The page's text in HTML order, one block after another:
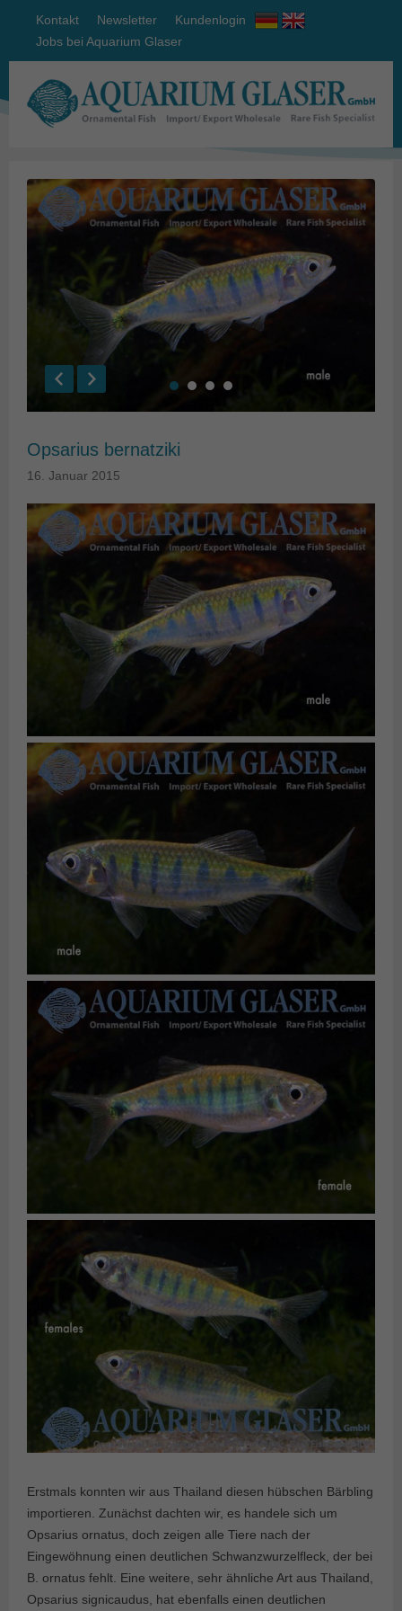
Kontakt Newsletter
Kundenlogin
Jobs bei Aquarium Glaser
Opsarius bernatziki
16. Januar 2015
Erstmals konnten wir aus Thailand diesen hübschen Bärbling
importieren. Zunächst dachten wir, es handele sich um
Opsarius ornatus, doch zeigen alle Tiere nach der
Eingewöhnung einen deutlichen Schwanzwurzelfleck, der bei
B. ornatus fehlt. Eine weitere, sehr ähnliche Art aus Thailand,
Opsarius signicaudus, hat ebenfalls einen deutlichen